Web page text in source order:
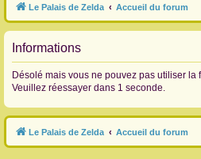
Le Palais de Zelda Accueil du forum
Informations
Désolé mais vous ne pouvez pas utiliser
Veuillez réessayer dans 1 seconde.
Le Palais de Zelda Accueil du forum